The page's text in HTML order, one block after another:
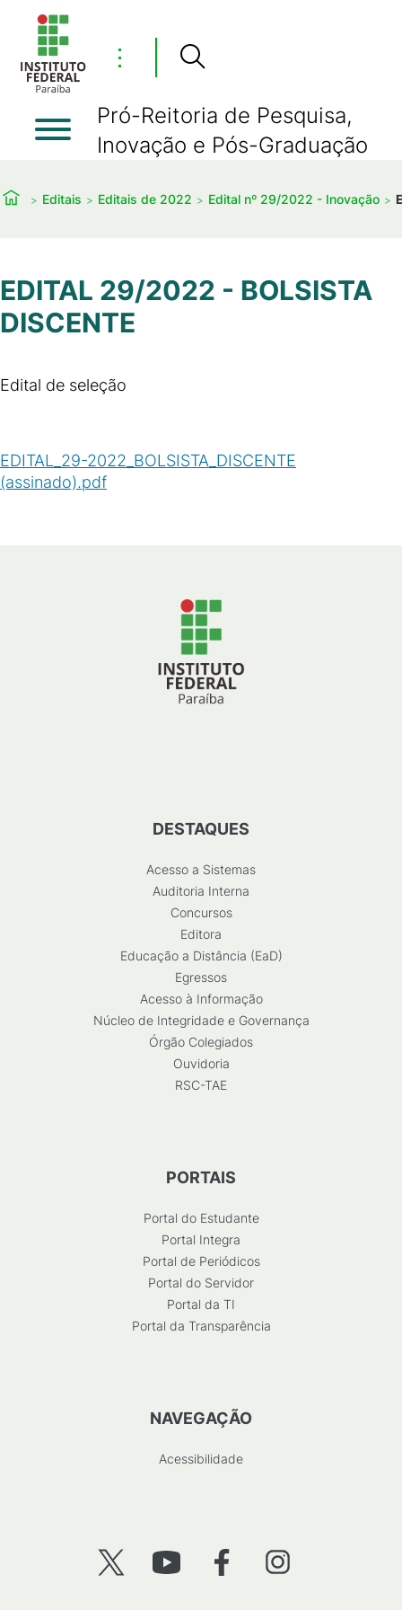
⋮
Pró-Reitoria de Pesquisa,
Inovação e Pós-Graduação
Editais Editais de 2022 Edital nº 29/2022 - Inovação
EDITAL 29/2022 - BOLSISTA
DISCENTE
Edital de seleção
EDITAL_29-2022_BOLSISTA_DISCENTE
(assinado).pdf
DESTAQUES
Acesso a Sistemas
Auditoria Interna
Concursos
Editora
Educação a Distância (EaD)
Egressos
Acesso à Informação
Núcleo de Integridade e Governança
Órgão Colegiados
Ouvidoria
RSC-TAE
PORTAIS
Portal do Estudante
Portal Integra
Portal de Periódicos
Portal do Servidor
Portal da TI
Portal da Transparência
NAVEGAÇÃO
Acessibilidade